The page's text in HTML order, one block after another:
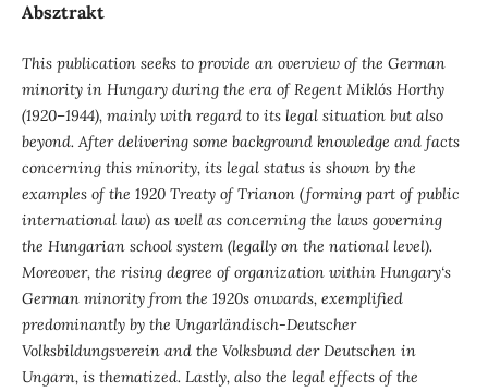
Absztrakt
This publication seeks to provide an overview of the German
minority in Hungary during the era of Regent Miklós Horthy
(1920–1944), mainly with regard to its legal situation but also
beyond. After delivering some background knowledge and facts
concerning this minority, its legal status is shown by the
examples of the 1920 Treaty of Trianon (forming part of public
international law) as well as concerning the laws governing
the Hungarian school system (legally on the national level).
Moreover, the rising degree of organization within Hungary‘s
German minority from the 1920s onwards, exemplified
predominantly by the Ungarländisch-Deutscher
Volksbildungsverein and the Volksbund der Deutschen in
Ungarn, is thematized. Lastly, also the legal effects of the